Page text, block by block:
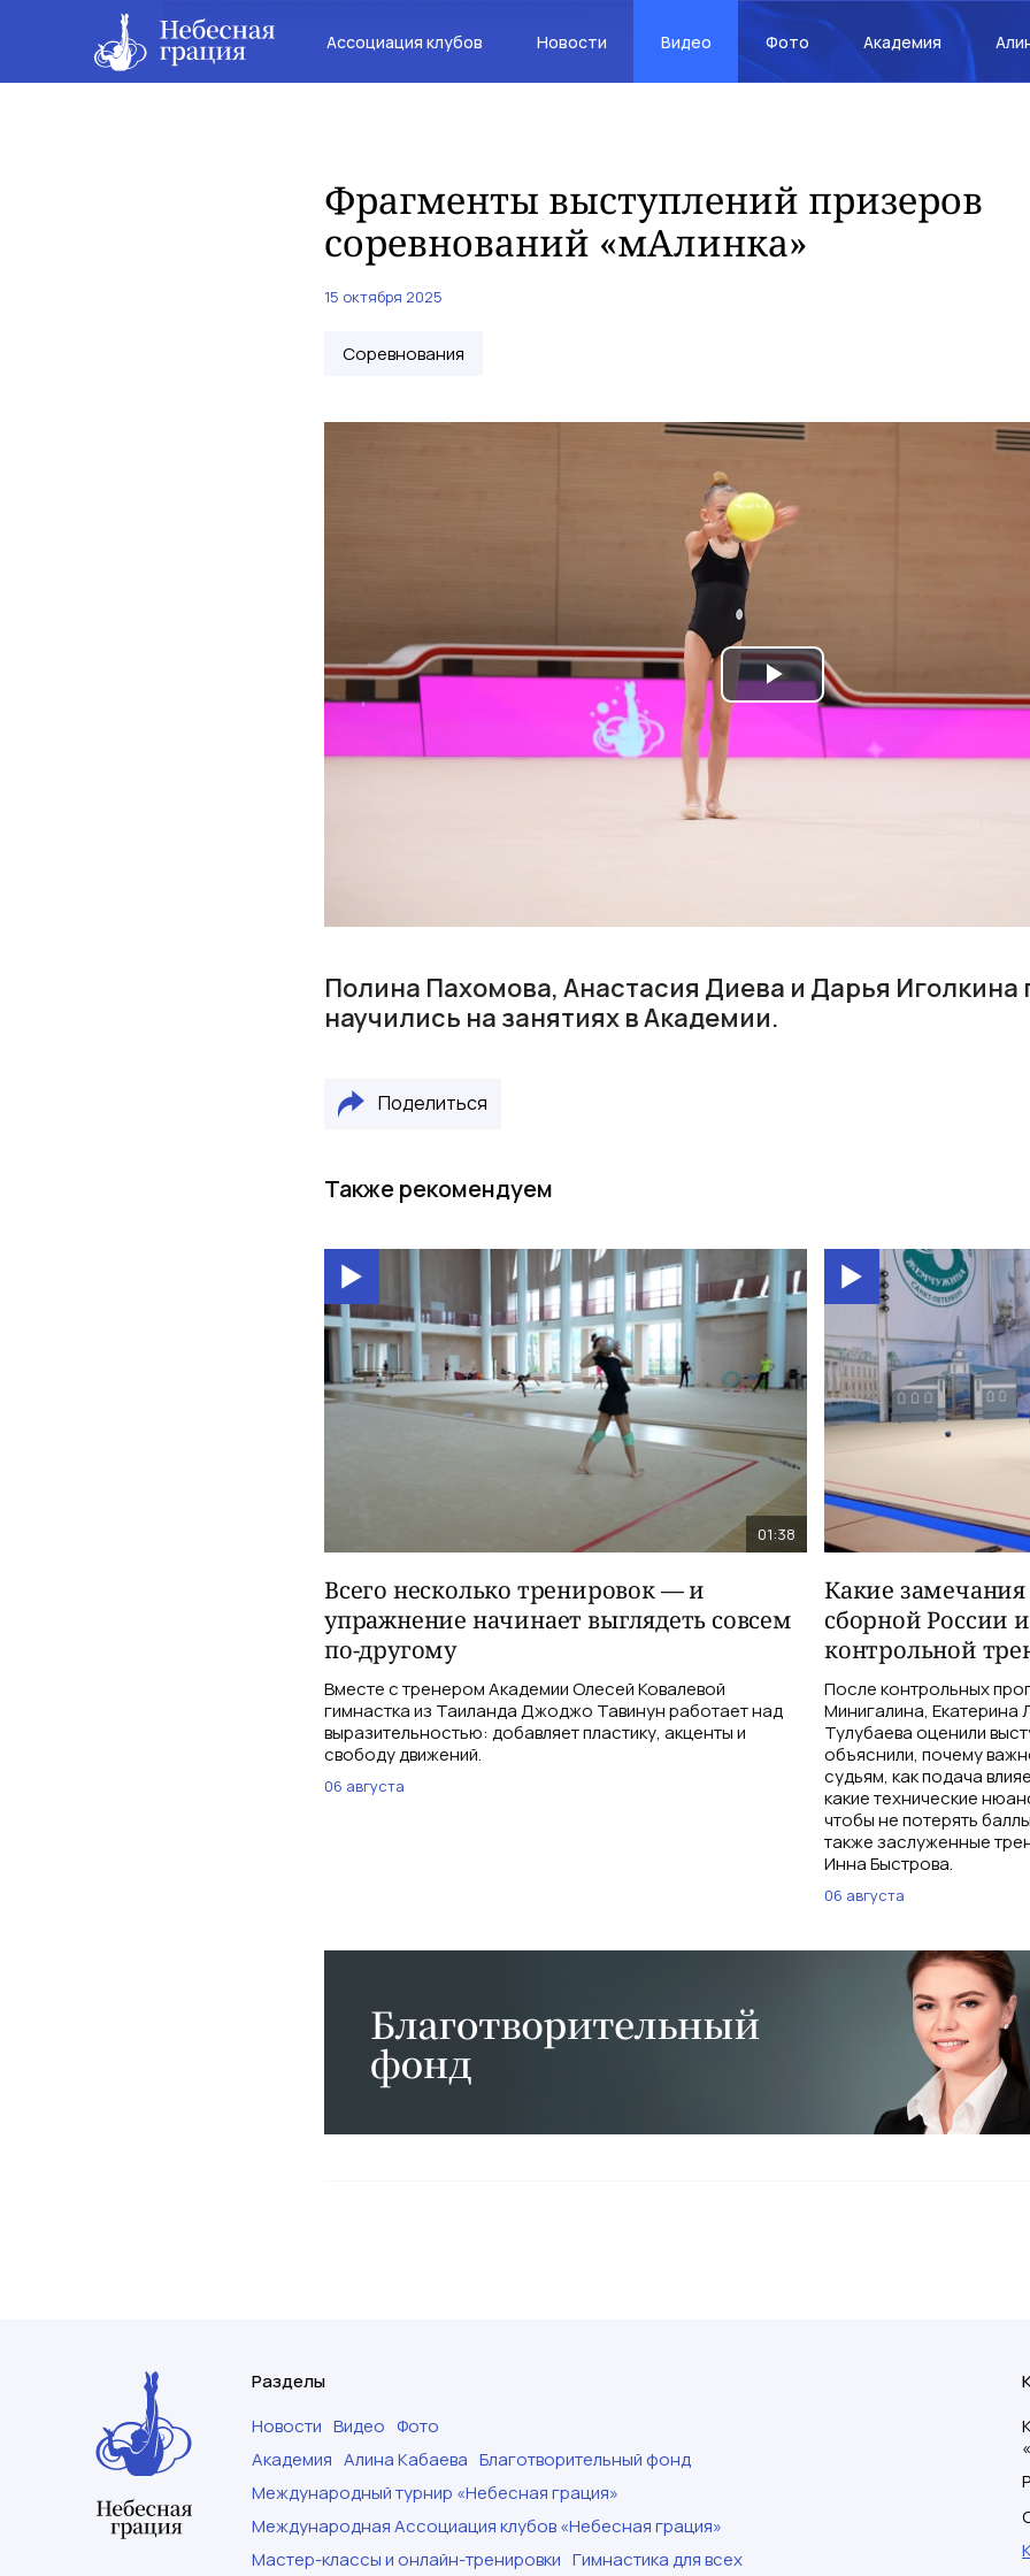
Ассоциация клубов Новости Видео Фото Академия
Фрагменты выступлений призеров
соревнований «мАлинка»
15 октября 2025
Соревнования
Play
Video
Полина Пахомова, Анастасия Диева и Дарья Иголкина
научились на занятиях в Академии.
Поделиться
Также рекомендуем
01:38
Всего несколько тренировок — и
упражнение начинает выглядеть совсем
по-другому
Вместе с тренером Академии Олесей Ковалевой
гимнастка из Таиланда Джоджо Тавинун работает над
выразительностью: добавляет пластику, акценты и
свободу движений.
06 августа
Какие замечания
сборной России
контрольной
После контрольных
Минигалина, Екатерина
Тулубаева оценили
объяснили, почему
судьям, как подача
какие технические
чтобы не потерять
также заслуженные
Инна Быстрова.
06 августа
Разделы
Новости Видео Фото
Академия Алина Кабаева Благотворительный фонд
Международный турнир «Небесная грация»
Международная Ассоциация клубов «Небесная грация»
Мастер-классы и онлайн-тренировки Гимнастика для всех